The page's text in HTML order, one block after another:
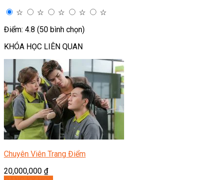
☆
☆ ☆ ☆
☆
Điểm: 4.8 (50 bình chọn)
KHÓA HỌC LIÊN QUAN
Chuyên Viên Trang Điểm
20,000,000 ₫